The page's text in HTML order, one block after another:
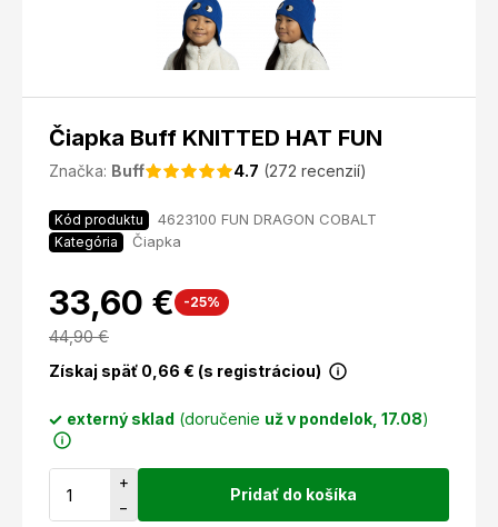
Čiapka Buff KNITTED HAT FUN
Značka: Buff 4.7 (272 recenzií)
Kód produktu 4623100 FUN DRAGON COBALT
Kategória Čiapka
33,60 € -25%
44,90€
Získaj späť 0,66 € (s registráciou)
externý sklad (doručenie už v pondelok, 17.08)
+
−
Pridať do košíka